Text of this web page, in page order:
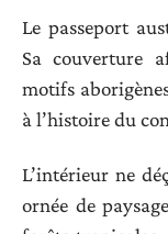
Le passeport
Sa couverture
motifs
à l’histoire du
L’intérieur ne
ornée de